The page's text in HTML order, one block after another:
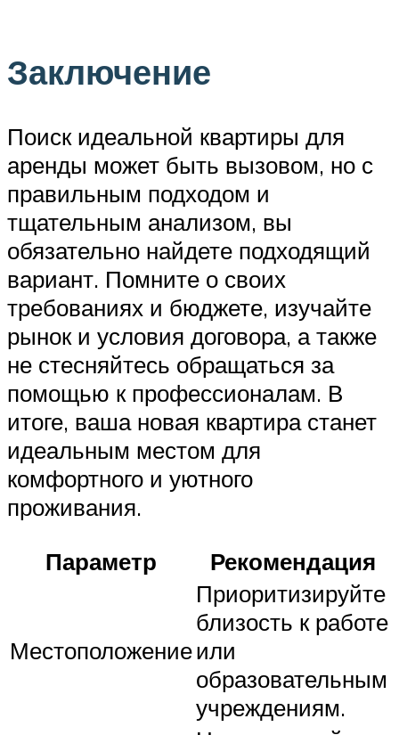
Заключение
Поиск идеальной квартиры для
аренды может быть вызовом, но с
правильным подходом и
тщательным анализом, вы
обязательно найдете подходящий
вариант. Помните о своих
требованиях и бюджете, изучайте
рынок и условия договора, а также
не стесняйтесь обращаться за
помощью к профессионалам. В
итоге, ваша новая квартира станет
идеальным местом для
комфортного и уютного
проживания.
Параметр
Рекомендация
Местоположение
Приоритизируйте
близость к работе
или
образовательным
учреждениям.